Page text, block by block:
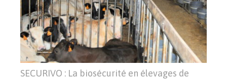
SECURIVO : La biosécurité en élevages de